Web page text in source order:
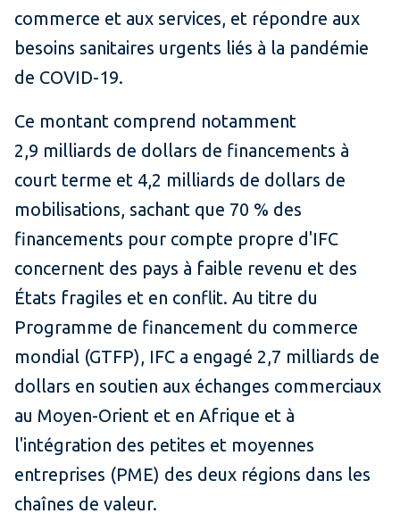
commerce et aux services, et répondre aux
besoins sanitaires urgents liés à la pandémie
de COVID-19.
Ce montant comprend notamment
2,9 milliards de dollars de financements à
court terme et 4,2 milliards de dollars de
mobilisations, sachant que 70 % des
financements pour compte propre d'IFC
concernent des pays à faible revenu et des
États fragiles et en conflit. Au titre du
Programme de financement du commerce
mondial (GTFP), IFC a engagé 2,7 milliards de
dollars en soutien aux échanges commerciaux
au Moyen-Orient et en Afrique et à
l'intégration des petites et moyennes
entreprises (PME) des deux régions dans les
chaînes de valeur.